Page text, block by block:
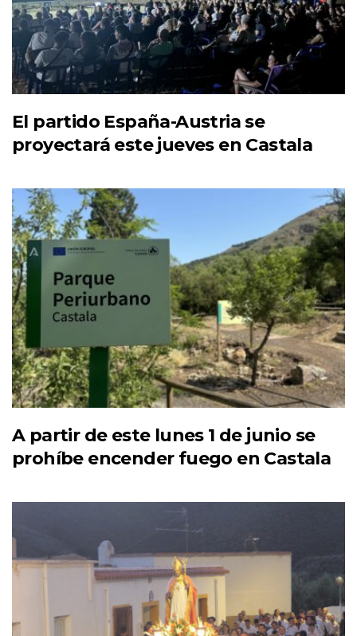
El partido España-Austria se
proyectará este jueves en Castala
A partir de este lunes 1 de junio se
prohíbe encender fuego en Castala